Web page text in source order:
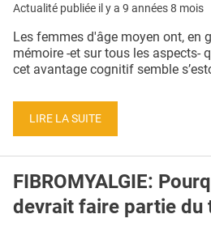
QUI SOMMES-NOUS ?
CONDITIONS GÉNÉRALES
CRÉDITS
Actualité publiée il y a 9 années 8 mois
Les femmes d'âge moyen ont, en
mémoire -et sur tous les aspects-
cet avantage cognitif semble
LIRE LA SUITE
FIBROMYALGIE:
devrait faire partie du